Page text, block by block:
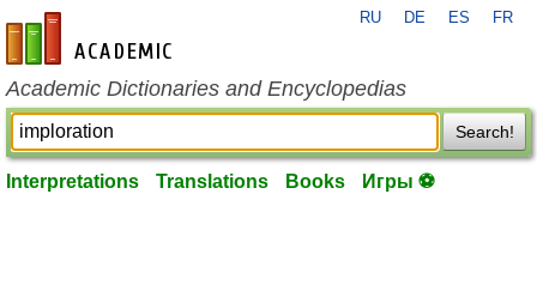
en-academic.com
RU DE ES FR
Academic Dictionaries and Encyclopedias
Search!
Interpretations Translations Books Игры ⚽